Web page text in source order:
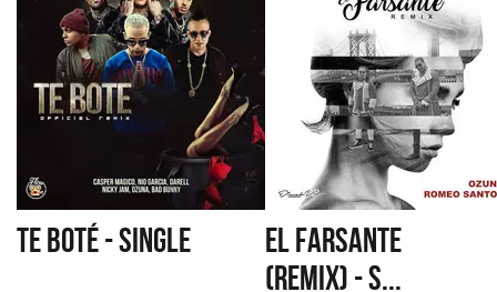
TE BOTÉ - SINGLE
EL FARSANTE
(REMIX) - S...